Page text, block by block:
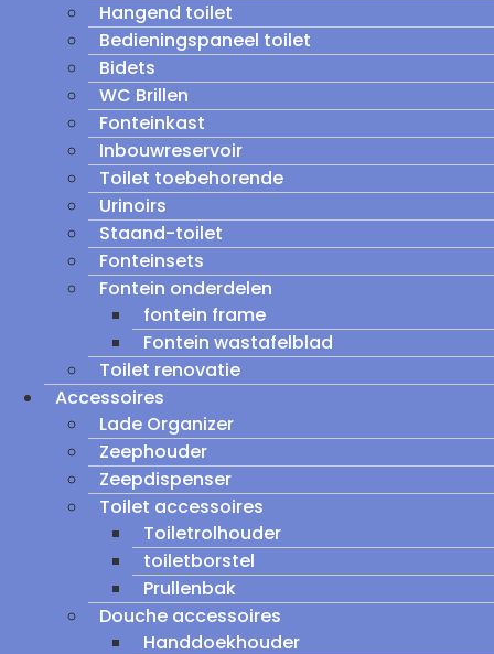
Hangend toilet
Bedieningspaneel toilet
Bidets
WC Brillen
Fonteinkast
Inbouwreservoir
Toilet toebehorende
Urinoirs
Staand-toilet
Fonteinsets
Fontein onderdelen
fontein frame
Fontein wastafelblad
Toilet renovatie
Accessoires
Lade Organizer
Zeephouder
Zeepdispenser
Toilet accessoires
Toiletrolhouder
toiletborstel
Prullenbak
Douche accessoires
Handdoekhouder